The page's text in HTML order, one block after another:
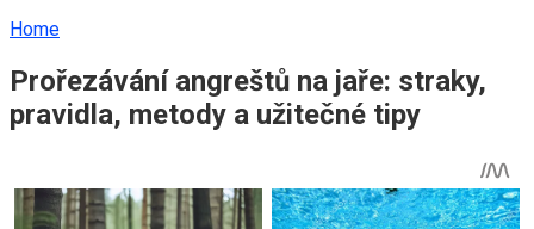
Home
Prořezávání angreštů na jaře: straky,
pravidla, metody a užitečné tipy